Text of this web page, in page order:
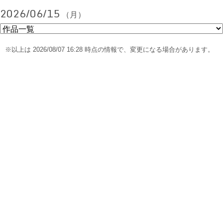
2026/06/15 （月）
※以上は 2026/08/07 16:28 時点の情報で、変更になる場合があります。